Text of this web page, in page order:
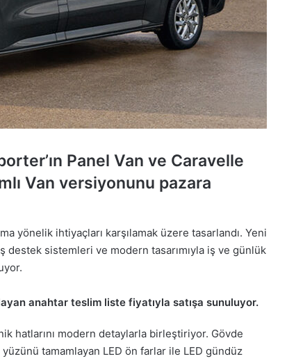
Panel Van ve Caravelle
Van versiyonunu pazara
yönelik ihtiyaçları karşılamak üzere tasarlandı. Yeni
sistemleri ve modern tasarımıyla iş ve günlük
anahtar teslim liste fiyatıyla satışa sunuluyor.
hatlarını modern detaylarla birleştiriyor. Gövde
tamamlayan LED ön farlar ile LED gündüz